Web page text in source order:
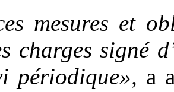
mesures et
charges signé
périodique», a